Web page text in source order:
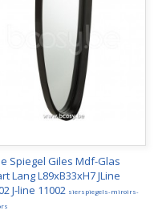
Spiegel Giles Mdf-Glas
Lang L89xB33xH7 JLine
J-line 11002 sierspiegels-miroirs-